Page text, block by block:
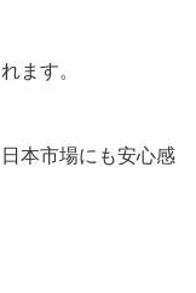
ます。
本市場にも安心感